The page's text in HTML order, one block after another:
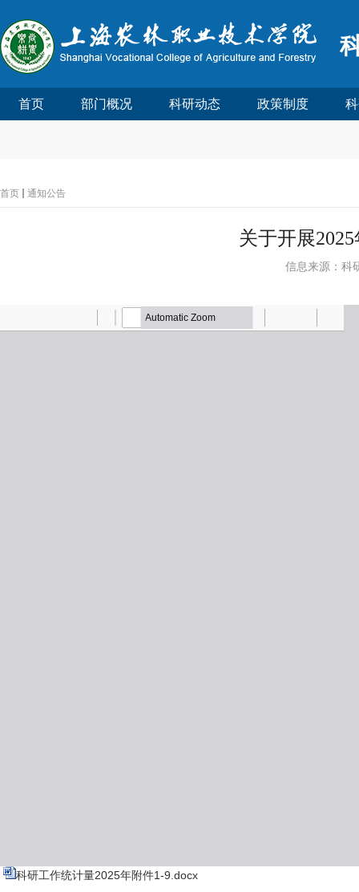
首页 部门概况 科研动态 政策制度
首页 通知公告
关于开展
信息来源：
科研工作统计量2025年附件1-9.docx